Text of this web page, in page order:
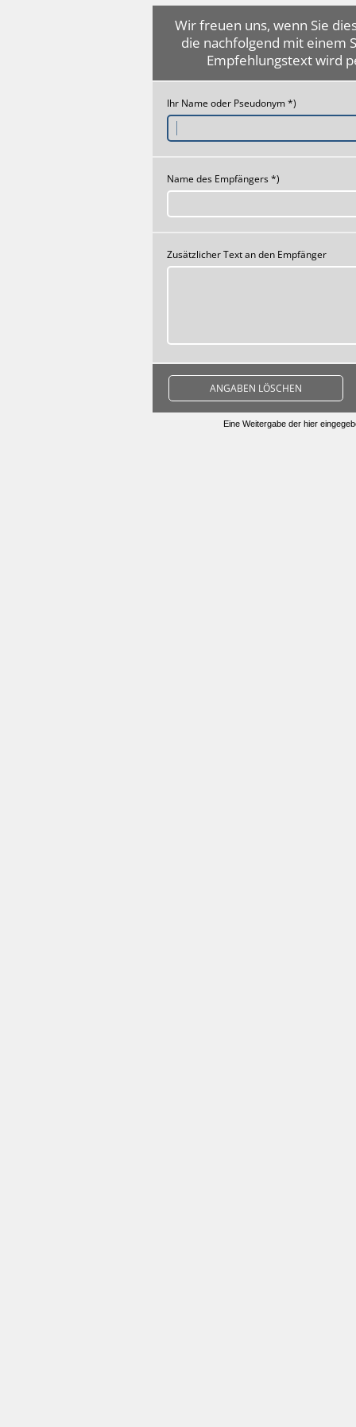
Wir freuen uns, wenn Sie
die nachfolgend mit einem
Empfehlungstext wird
Ihr Name oder Pseudonym *)
Name des Empfängers *)
Zusätzlicher Text an den Empfänger
ANGABEN LÖSCHEN
Eine Weitergabe der hier